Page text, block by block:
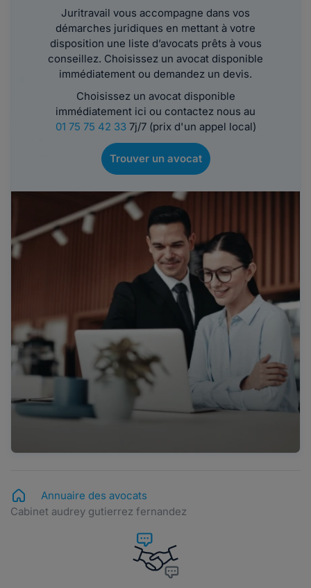
Juritravail vous accompagne dans vos
démarches juridiques en mettant à votre
disposition une liste d’avocats prêts à vous
conseillez. Choisissez un avocat disponible
immédiatement ou demandez un devis.
Choisissez un avocat disponible
immédiatement ici ou contactez nous au
01 75 75 42 337j/7 (prix d'un appel local)
Trouver un avocat
Annuaire des avocats
Cabinet audrey gutierrez fernandez